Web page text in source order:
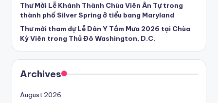
Thư Mời Lễ Khánh Thành Chùa Viên Ân Tự trong
thành phố Silver Spring ở tiểu bang Maryland
Thư mời tham dự Lễ Dân Y Tắm Mưa 2026 tại Chùa
Kỳ Viên trong Thủ Đô Washington, D.C.
Archives
August 2026